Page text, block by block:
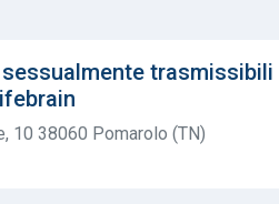
trasmissibili
10 38060 Pomarolo (TN)